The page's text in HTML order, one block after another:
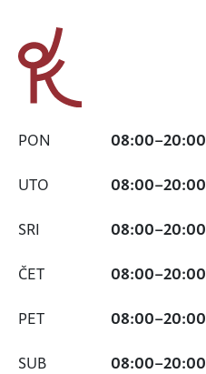
PON
UTO
PET
NED
08:00–20:00
08:00–20:00
08:00–20:00
08:00–20:00
08:00–20:00
08:00–20:00